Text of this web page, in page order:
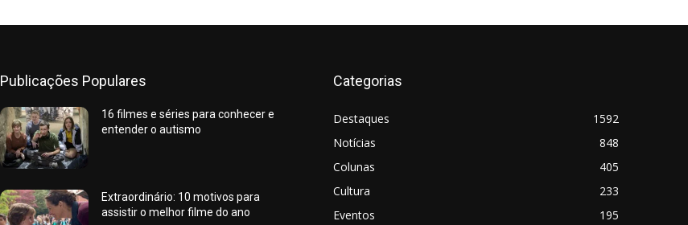
Publicações Populares
16 filmes e séries para conhecer e
entender o autismo
Extraordinário: 10 motivos para
assistir o melhor filme do ano
Categorias
Destaques
1592
Notícias
848
Colunas
405
Cultura
233
Eventos
195